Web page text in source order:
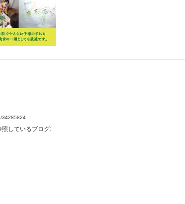
34285824
照しているブログ: